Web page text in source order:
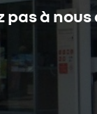
pas à